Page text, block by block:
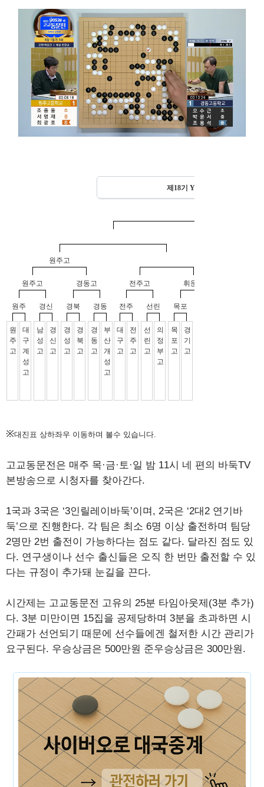
※대진표 상하좌우 이동하며 볼수 있습니다.
고교동문전은 매주 목·금·토·일 밤 11시 네 편의 바둑TV
본방송으로 시청자를 찾아간다.
1국과 3국은 ‘3인릴레이바둑’이며, 2국은 ‘2대2 연기바
둑’으로 진행한다. 각 팀은 최소 6명 이상 출전하며 팀당
2명만 2번 출전이 가능하다는 점도 같다. 달라진 점도 있
다. 연구생이나 선수 출신들은 오직 한 번만 출전할 수 있
다는 규정이 추가돼 눈길을 끈다.
시간제는 고교동문전 고유의 25분 타임아웃제(3분 추가)
다. 3분 미만이면 15집을 공제당하며 3분을 초과하면 시
간패가 선언되기 때문에 선수들에겐 철저한 시간 관리가
요구된다. 우승상금은 500만원 준우승상금은 300만원.